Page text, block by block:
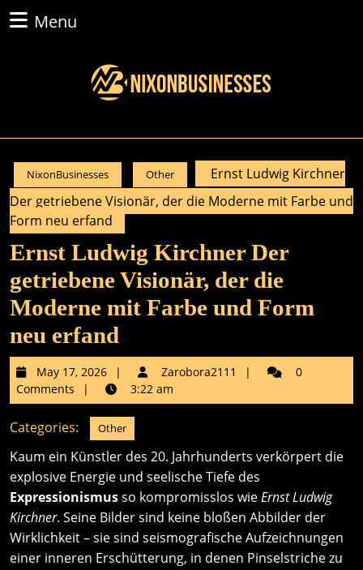
Skip
to
Menu
NixonBusinesses Other
Ernst Ludwig Kirchner
Der getriebene Visionär, der die Moderne mit Farbe und
Form neu erfand
Ernst Ludwig Kirchner Der
getriebene Visionär, der die
Moderne mit Farbe und Form
neu erfand
May 17, 2026
May
17,
2026
Zarobora2111 Zarobora2111
0
Comments
3:22 am
Categories: Other
Kaum ein Künstler des 20. Jahrhunderts verkörpert die
explosive Energie und seelische Tiefe des
Expressionismusso kompromisslos wieErnst Ludwig
Kirchner. Seine Bilder sind keine bloßen Abbilder der
Wirklichkeit – sie sind seismografische Aufzeichnungen
einer inneren Erschütterung, in denen Pinselstriche zu